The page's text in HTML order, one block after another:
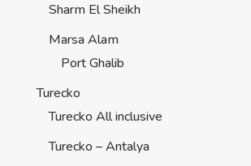
Sharm El Sheikh
Marsa Alam
Port Ghalib
Turecko
Turecko All inclusive
Turecko – Antalya